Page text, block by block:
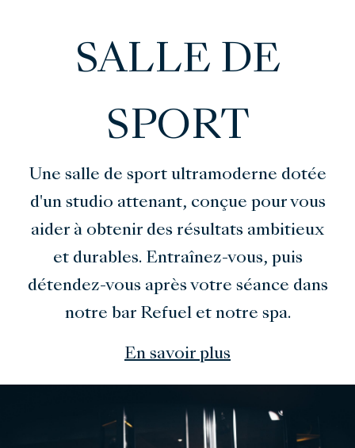
SALLE DE
SPORT
Une salle de sport ultramoderne dotée
d'un studio attenant, conçue pour vous
aider à obtenir des résultats ambitieux
et durables. Entraînez-vous, puis
détendez-vous après votre séance dans
notre bar Refuel et notre spa.
En savoir plus